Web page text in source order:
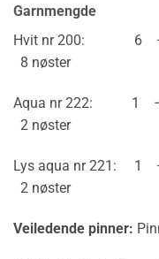
Garnmengde
Hvit nr 200:
8 nøster
Aqua nr
2 nøster
Lys aqua nr
2 nøster
Veiledende pinner: